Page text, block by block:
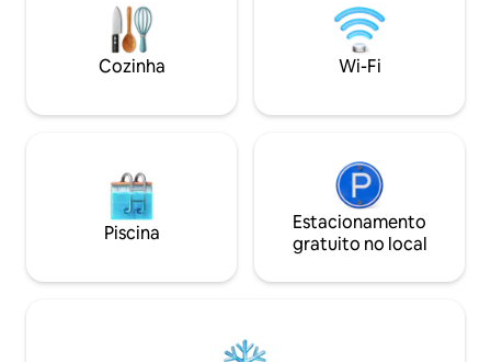
permite que você “trabalhe na selva”.
Nossos cozinheiros oferecem refeições
incríveis preparadas com ingredientes
locais e da fazenda. Visite!
Cozinha Wi-Fi
Piscina
Estacionamento
gratuito no local